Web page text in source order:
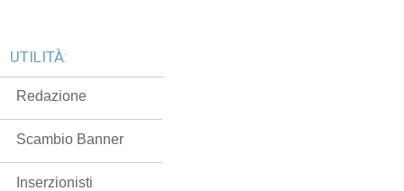
UTILITÀ:
Redazione
Scambio Banner
Inserzionisti